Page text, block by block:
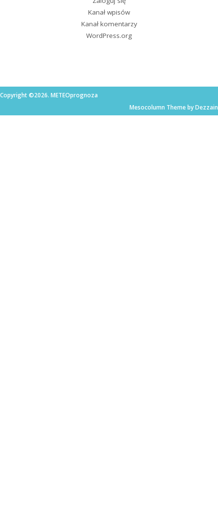
Kanał wpisów
Kanał komentarzy
WordPress.org
Copyright ©2026. METEOprognoza
Mesocolumn Theme by Dezzain